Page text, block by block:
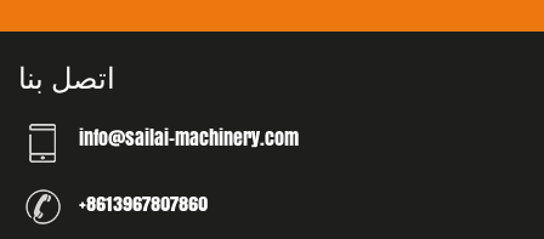
اتصل بنا
info@sailai-machinery.com
+8613967807860